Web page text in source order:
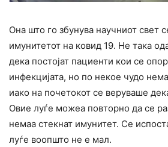
Она што го збунува научниот свет
имунитетот на ковид 19. Не така
дека постојат пациенти кои се
инфекцијата, но по некое чудо
иако на почетокот се веруваше
Овие луѓе можеа повторно да се
немаа стекнат имунитет. Се
луѓе воопшто не е мал.